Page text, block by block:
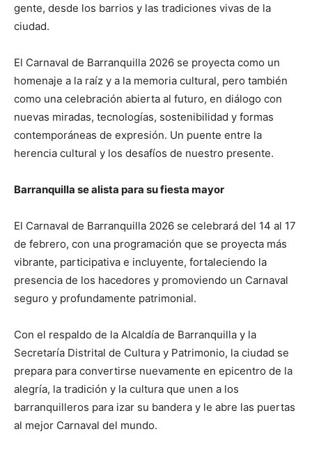
gente, desde los barrios y las tradiciones vivas de la
ciudad.
El Carnaval de Barranquilla 2026 se proyecta como un
homenaje a la raíz y a la memoria cultural, pero también
como una celebración abierta al futuro, en diálogo con
nuevas miradas, tecnologías, sostenibilidad y formas
contemporáneas de expresión. Un puente entre la
herencia cultural y los desafíos de nuestro presente.
Barranquilla se alista para su fiesta mayor
El Carnaval de Barranquilla 2026 se celebrará del 14 al 17
de febrero, con una programación que se proyecta más
vibrante, participativa e incluyente, fortaleciendo la
presencia de los hacedores y promoviendo un Carnaval
seguro y profundamente patrimonial.
Con el respaldo de la Alcaldía de Barranquilla y la
Secretaría Distrital de Cultura y Patrimonio, la ciudad se
prepara para convertirse nuevamente en epicentro de la
alegría, la tradición y la cultura que unen a los
barranquilleros para izar su bandera y le abre las puertas
al mejor Carnaval del mundo.